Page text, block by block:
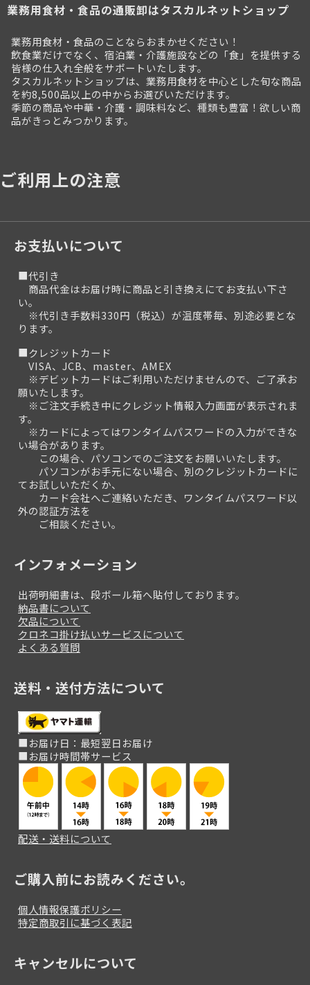
業務用食材・食品の通販卸はタスカルネットショップ
業務用食材・食品のことならおまかせください！
飲食業だけでなく、宿泊業・介護施設などの「食」を提供する
皆様の仕入れ全般をサポートいたします。
タスカルネットショップは、業務用食材を中心とした旬な商品
を約8,500品以上の中からお選びいただけます。
季節の商品や中華・介護・調味料など、種類も豊富！欲しい商
品がきっとみつかります。
ご利用上の注意
お支払いについて
■代引き
商品代金はお届け時に商品と引き換えにてお支払い下さ
い。
※代引き手数料330円（税込）が温度帯毎、別途必要とな
ります。
■クレジットカード
VISA、JCB、master、AMEX
※デビットカードはご利用いただけませんので、ご了承お
願いたします。
※ご注文手続き中にクレジット情報入力画面が表示されま
す。
※カードによってはワンタイムパスワードの入力ができな
い場合があります。
この場合、パソコンでのご注文をお願いいたします。
パソコンがお手元にない場合、別のクレジットカードに
てお試しいただくか、
カード会社へご連絡いただき、ワンタイムパスワード以
外の認証方法を
ご相談ください。
インフォメーション
出荷明細書は、段ボール箱へ貼付しております。
納品書について
欠品について
クロネコ掛け払いサービスについて
よくある質問
送料・送付方法について
■お届け日：最短翌日お届け
■お届け時間帯サービス
配送・送料について
ご購入前にお読みください。
個人情報保護ポリシー
特定商取引に基づく表記
キャンセルについて